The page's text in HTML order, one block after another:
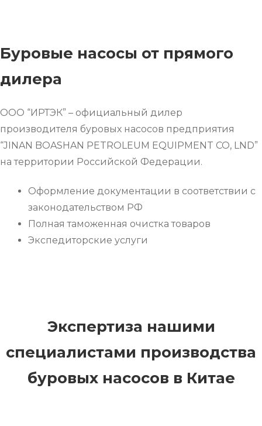
Буровые насосы от прямого
дилера
ООО “ИРТЭК” – официальный дилер
производителя буровых насосов предприятия
“JINAN BOASHAN PETROLEUM EQUIPMENT CO, LND”
на территории Российской Федерации.
Оформление документации в соответствии с
законодательством РФ
Полная таможенная очистка товаров
Экспедиторские услуги
Экспертиза нашими
специалистами производства
буровых насосов в Китае